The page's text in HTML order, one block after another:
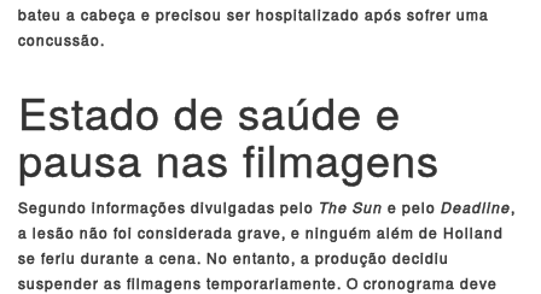
bateu a cabeça e precisou ser hospitalizado após sofrer uma
concussão.
Estado de saúde e
pausa nas filmagens
Segundo informações divulgadas pelo The Sun e pelo Deadline,
a lesão não foi considerada grave, e ninguém além de Holland
se feriu durante a cena. No entanto, a produção decidiu
suspender as filmagens temporariamente. O cronograma deve